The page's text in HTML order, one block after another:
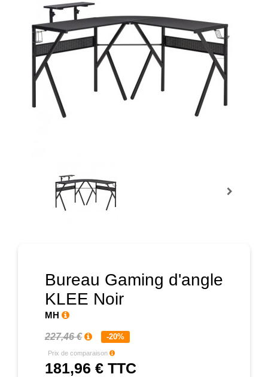
Bureau Gaming d'angle
KLEE Noir
MH
227,46 € -20%
Prix de comparaison
181,96 € TTC